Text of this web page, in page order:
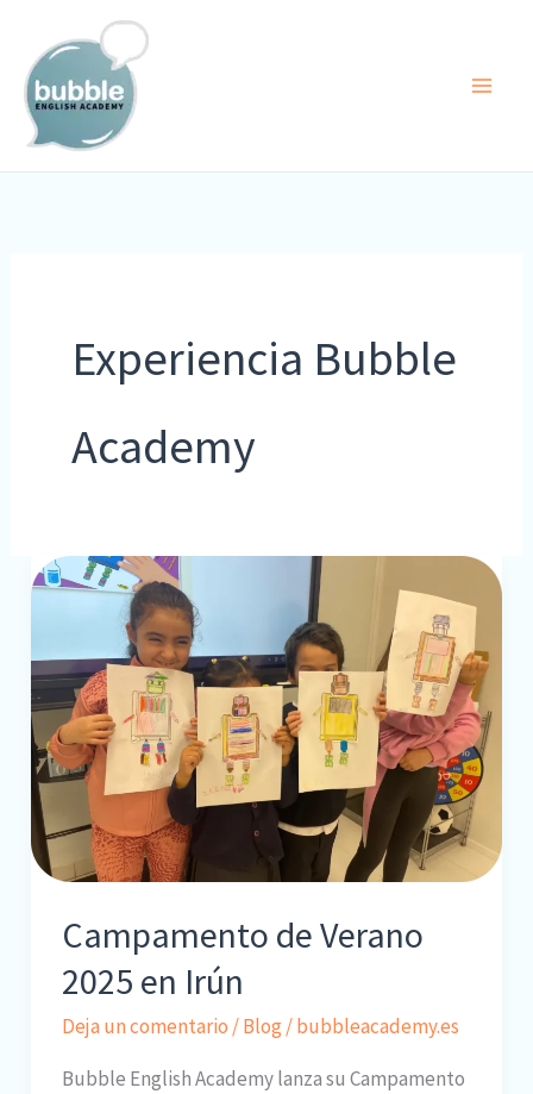
contenido
Experiencia Bubble
Academy
Campamento de Verano
2025 en Irún
Deja un comentario /Blog /bubbleacademy.es
Bubble English Academy lanza su Campamento